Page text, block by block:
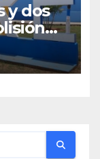
y dos